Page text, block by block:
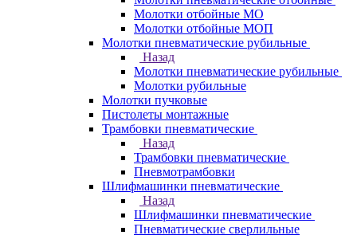
Молотки отбойные МО
Молотки отбойные МОП
Молотки пневматические рубильные
Назад
Молотки пневматические рубильные
Молотки рубильные
Молотки пучковые
Пистолеты монтажные
Трамбовки пневматические
Назад
Трамбовки пневматические
Пневмотрамбовки
Шлифмашинки пневматические
Назад
Шлифмашинки пневматические
Пневматические сверлильные